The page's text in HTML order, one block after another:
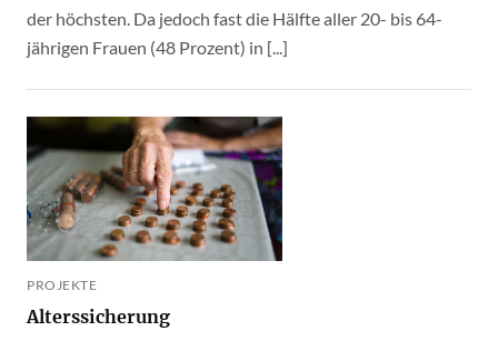
der höchsten. Da jedoch fast die Hälfte aller 20- bis 64-
jährigen Frauen (48 Prozent) in [...]
PROJEKTE
Alterssicherung